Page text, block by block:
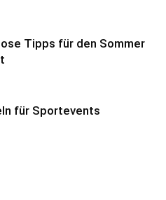
Tipps für den Sommer
für Sportevents